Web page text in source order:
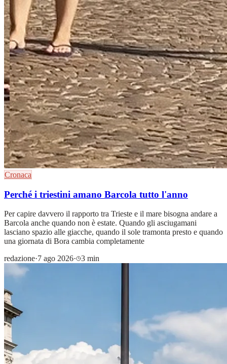
Cronaca
Perché i triestini amano Barcola tutto l'anno
Per capire davvero il rapporto tra Trieste e il mare bisogna andare a
Barcola anche quando non è estate. Quando gli asciugamani
lasciano spazio alle giacche, quando il sole tramonta presto e quando
una giornata di Bora cambia completamente
redazione·7 ago 2026· 3 min